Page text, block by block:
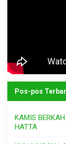
Pos-pos
KAMIS
HATTA